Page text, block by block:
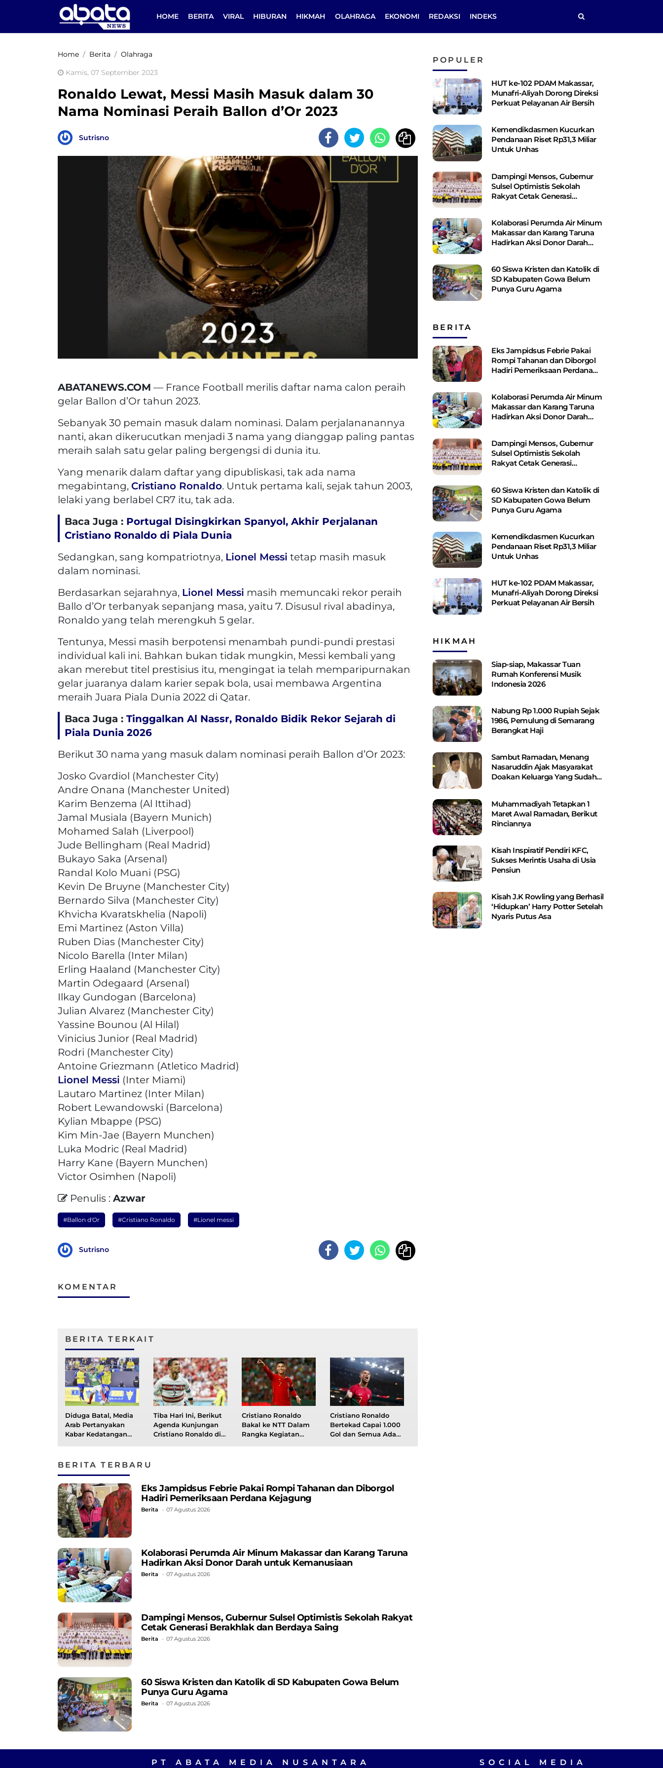
HOME BERITA VIRAL HIBURAN HIKMAH OLAHRAGA EKONOMI REDAKSI INDEKS
Home Berita Olahraga
Kamis, 07 September 2023
Ronaldo Lewat, Messi Masih Masuk dalam 30
Nama Nominasi Peraih Ballon d’Or 2023
Sutrisno
ABATANEWS.COM — France Football merilis daftar nama calon peraih
gelar Ballon d’Or tahun 2023.
Sebanyak 30 pemain masuk dalam nominasi. Dalam perjalananannya
nanti, akan dikerucutkan menjadi 3 nama yang dianggap paling pantas
meraih salah satu gelar paling bergengsi di dunia itu.
Yang menarik dalam daftar yang dipubliskasi, tak ada nama
megabintang, Cristiano Ronaldo. Untuk pertama kali, sejak tahun 2003,
lelaki yang berlabel CR7 itu, tak ada.
Baca Juga : Portugal Disingkirkan Spanyol, Akhir Perjalanan
Cristiano Ronaldo di Piala Dunia
Sedangkan, sang kompatriotnya, Lionel Messi tetap masih masuk
dalam nominasi.
Berdasarkan sejarahnya, Lionel Messi masih memuncaki rekor peraih
Ballo d’Or terbanyak sepanjang masa, yaitu 7. Disusul rival abadinya,
Ronaldo yang telah merengkuh 5 gelar.
Tentunya, Messi masih berpotensi menambah pundi-pundi prestasi
individual kali ini. Bahkan bukan tidak mungkin, Messi kembali yang
akan merebut titel prestisius itu, mengingat ia telah memparipurnakan
gelar juaranya dalam karier sepak bola, usai membawa Argentina
meraih Juara Piala Dunia 2022 di Qatar.
Baca Juga : Tinggalkan Al Nassr, Ronaldo Bidik Rekor Sejarah di
Piala Dunia 2026
Berikut 30 nama yang masuk dalam nominasi peraih Ballon d’Or 2023:
Josko Gvardiol (Manchester City)
Andre Onana (Manchester United)
Karim Benzema (Al Ittihad)
Jamal Musiala (Bayern Munich)
Mohamed Salah (Liverpool)
Jude Bellingham (Real Madrid)
Bukayo Saka (Arsenal)
Randal Kolo Muani (PSG)
Kevin De Bruyne (Manchester City)
Bernardo Silva (Manchester City)
Khvicha Kvaratskhelia (Napoli)
Emi Martinez (Aston Villa)
Ruben Dias (Manchester City)
Nicolo Barella (Inter Milan)
Erling Haaland (Manchester City)
Martin Odegaard (Arsenal)
Ilkay Gundogan (Barcelona)
Julian Alvarez (Manchester City)
Yassine Bounou (Al Hilal)
Vinicius Junior (Real Madrid)
Rodri (Manchester City)
Antoine Griezmann (Atletico Madrid)
Lionel Messi (Inter Miami)
Lautaro Martinez (Inter Milan)
Robert Lewandowski (Barcelona)
Kylian Mbappe (PSG)
Kim Min-Jae (Bayern Munchen)
Luka Modric (Real Madrid)
Harry Kane (Bayern Munchen)
Victor Osimhen (Napoli)
Penulis : Azwar
#Ballon d'Or #Cristiano Ronaldo #Lionel messi
Sutrisno
KOMENTAR
BERITA TERKAIT
Diduga Batal, Media
Arab Pertanyakan
Kabar Kedatangan
Tiba Hari Ini, Berikut
Agenda Kunjungan
Cristiano Ronaldo di
Cristiano Ronaldo
Bakal ke NTT Dalam
Rangka Kegiatan
Cristiano Ronaldo
Bertekad Capai 1.000
Gol dan Semua Ada
BERITA TERBARU
Eks Jampidsus Febrie Pakai Rompi Tahanan dan Diborgol
Hadiri Pemeriksaan Perdana Kejagung
Berita 07 Agustus 2026
Kolaborasi Perumda Air Minum Makassar dan Karang Taruna
Hadirkan Aksi Donor Darah untuk Kemanusiaan
Berita 07 Agustus 2026
Dampingi Mensos, Gubernur Sulsel Optimistis Sekolah Rakyat
Cetak Generasi Berakhlak dan Berdaya Saing
Berita 07 Agustus 2026
60 Siswa Kristen dan Katolik di SD Kabupaten Gowa Belum
Punya Guru Agama
Berita 07 Agustus 2026
POPULER
HUT ke-102 PDAM Makassar,
Munafri-Aliyah Dorong Direksi
Perkuat Pelayanan Air Bersih
Kemendikdasmen Kucurkan
Pendanaan Riset Rp31,3 Miliar
Untuk Unhas
Dampingi Mensos, Gubernur
Sulsel Optimistis Sekolah
Rakyat Cetak Generasi
Kolaborasi Perumda Air Minum
Makassar dan Karang Taruna
Hadirkan Aksi Donor Darah
60 Siswa Kristen dan Katolik di
SD Kabupaten Gowa Belum
Punya Guru Agama
BERITA
Eks Jampidsus Febrie Pakai
Rompi Tahanan dan Diborgol
Hadiri Pemeriksaan Perdana
Kolaborasi Perumda Air Minum
Makassar dan Karang Taruna
Hadirkan Aksi Donor Darah
Dampingi Mensos, Gubernur
Sulsel Optimistis Sekolah
Rakyat Cetak Generasi
60 Siswa Kristen dan Katolik di
SD Kabupaten Gowa Belum
Punya Guru Agama
Kemendikdasmen Kucurkan
Pendanaan Riset Rp31,3 Miliar
Untuk Unhas
HUT ke-102 PDAM Makassar,
Munafri-Aliyah Dorong Direksi
Perkuat Pelayanan Air Bersih
HIKMAH
Siap-siap, Makassar Tuan
Rumah Konferensi Musik
Indonesia 2026
Nabung Rp 1.000 Rupiah Sejak
1986, Pemulung di Semarang
Berangkat Haji
Sambut Ramadan, Menang
Nasaruddin Ajak Masyarakat
Doakan Keluarga Yang Sudah
Muhammadiyah Tetapkan 1
Maret Awal Ramadan, Berikut
Rinciannya
Kisah Inspiratif Pendiri KFC,
Sukses Merintis Usaha di Usia
Pensiun
Kisah J.K Rowling yang Berhasil
‘Hidupkan’ Harry Potter Setelah
Nyaris Putus Asa
PT ABATA MEDIA NUSANTARA SOCIAL MEDIA